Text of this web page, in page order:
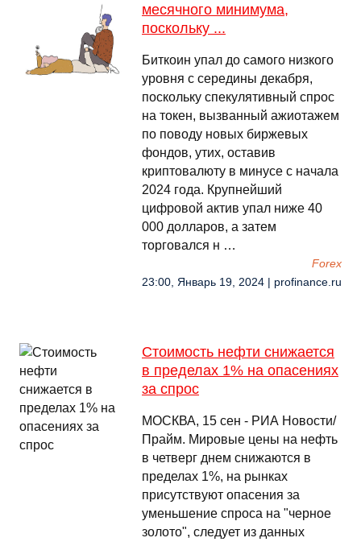
месячного минимума,
поскольку ...
Биткоин упал до самого низкого
уровня с середины декабря,
поскольку спекулятивный спрос
на токен, вызванный ажиотажем
по поводу новых биржевых
фондов, утих, оставив
криптовалюту в минусе с начала
2024 года. Крупнейший
цифровой актив упал ниже 40
000 долларов, а затем
торговался н …
Forex
23:00, Январь 19, 2024 | profinance.ru
Стоимость нефти снижается
в пределах 1% на опасениях
за спрос
МОСКВА, 15 сен - РИА Новости/
Прайм. Мировые цены на нефть
в четверг днем снижаются в
пределах 1%, на рынках
присутствуют опасения за
уменьшение спроса на "черное
золото", следует из данных